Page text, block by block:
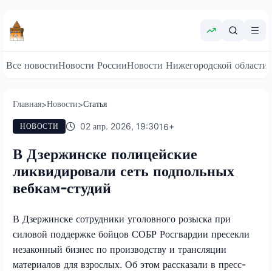
Все новостиНовости РоссииНовости Нижегородской области
Главная>Новости>Статья
НОВОСТИ 02 апр. 2026, 19:3016+
В Дзержинске полицейские
ликвидировали сеть подпольных
вебкам-студий
В Дзержинске сотрудники уголовного розыска при
силовой поддержке бойцов СОБР Росгвардии пресекли
незаконный бизнес по производству и трансляции
материалов для взрослых. Об этом рассказали в пресс-